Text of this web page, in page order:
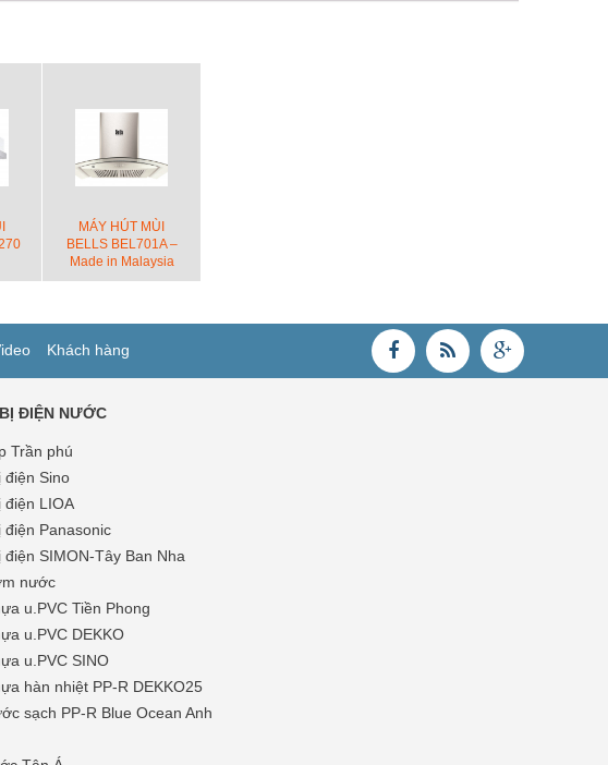
MÁY HÚT MÙI
BELLS BEL701A –
Made in Malaysia
Khách hàng
ĐIỆN NƯỚC
Trần phú
điện Sino
điện LIOA
điện Panasonic
điện SIMON-Tây Ban Nha
nước
u.PVC Tiền Phong
u.PVC DEKKO
u.PVC SINO
hàn nhiệt PP-R DEKKO25
sạch PP-R Blue Ocean Anh